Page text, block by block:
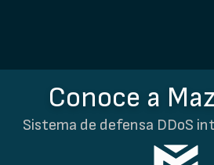
Conoce a
Sistema de defensa DDoS